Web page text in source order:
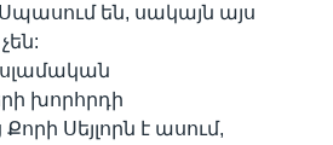
են, սակայն այս
խորհրդի
Սեյլորն է ասում,